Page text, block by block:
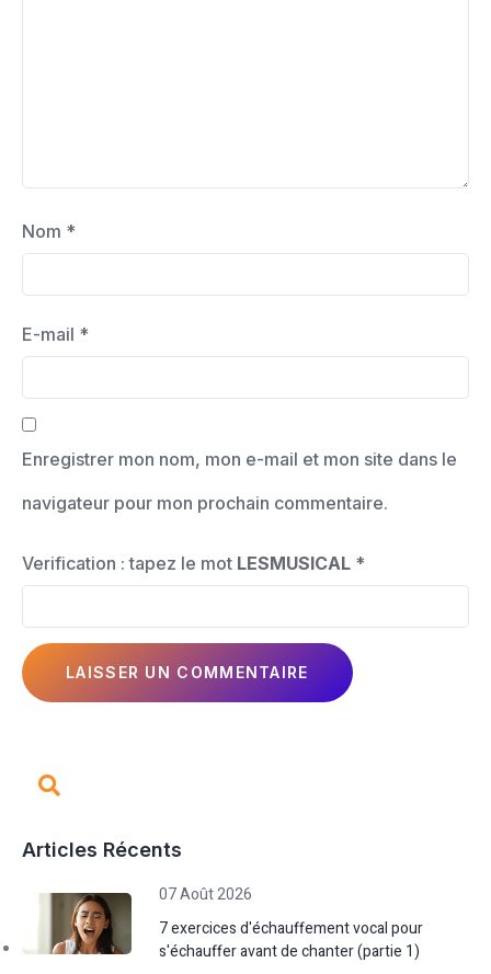
Nom *
E-mail *
Enregistrer mon nom, mon e-mail et mon site dans le
navigateur pour mon prochain commentaire.
Verification : tapez le mot LESMUSICAL *
Articles Récents
07 Août 2026
7 exercices d'échauffement vocal pour
s'échauffer avant de chanter (partie 1)